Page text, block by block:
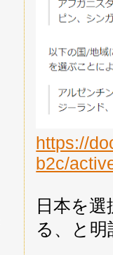
https://
b2c/
日本を
る、と